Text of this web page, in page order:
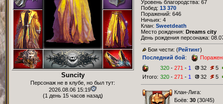
Suncity
Персонаж не в клубе, но был тут:
2026.08.06 15:19
(1 день 15 часов назад)
Уровень благородства: 67
Побед: 13 370
Поражений: 646
Ничьих: 4
Клан: Sweetdeath
Место рождения: Dreams city
День рождения персонажа:
Бои чести: (Рейтинг)
Последний бой:
320 - 271 - 1 32
5
Итого: 320 - 271 - 1 32 5
Клан-Лига:
Боёв: 30 (30/45)